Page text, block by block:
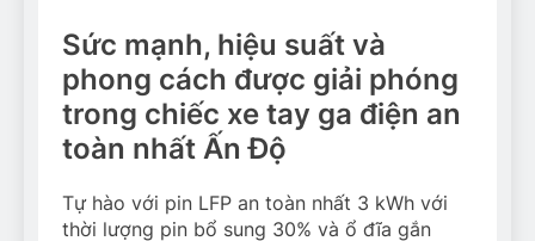
Sức mạnh, hiệu suất và
phong cách được giải phóng
trong chiếc xe tay ga điện an
toàn nhất Ấn Độ
Tự hào với pin LFP an toàn nhất 3 kWh với
thời lượng pin bổ sung 30% và ổ đĩa gắn